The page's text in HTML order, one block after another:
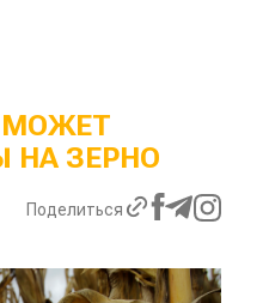
МОЖЕТ
НА ЗЕРНО
Поделиться